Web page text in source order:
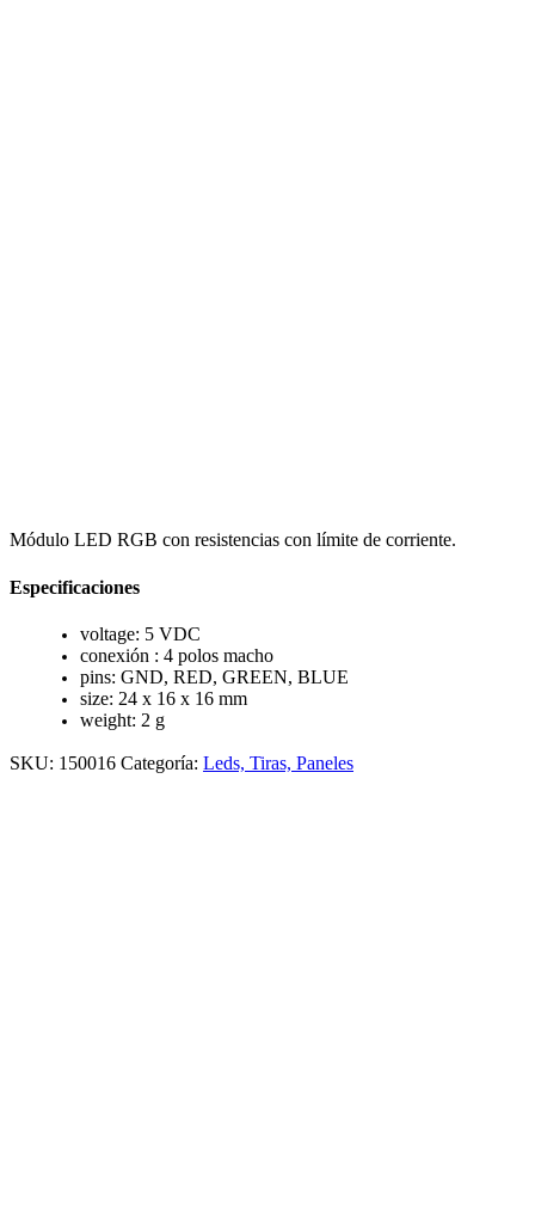
Módulo LED RGB con resistencias con límite de corriente.
Especificaciones
voltage: 5 VDC
conexión : 4 polos macho
pins: GND, RED, GREEN, BLUE
size: 24 x 16 x 16 mm
weight: 2 g
SKU: 150016 Categoría: Leds, Tiras, Paneles